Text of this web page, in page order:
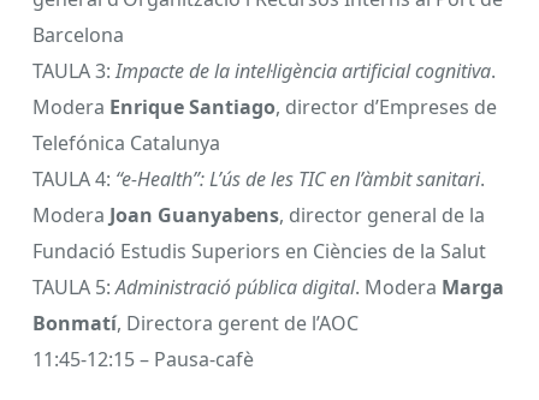
Barcelona
TAULA 3:Impacte de la intel·ligència artificial cognitiva.
Modera Enrique Santiago, director d’Empreses de
Telefónica Catalunya
TAULA 4: “e-Health”: L’ús de les TIC en l’àmbit sanitari.
Modera Joan Guanyabens, director general de la
Fundació Estudis Superiors en Ciències de la Salut
TAULA 5:Administració pública digital. Modera Marga
Bonmatí, Directora gerent de l’AOC
11:45-12:15 – Pausa-cafè